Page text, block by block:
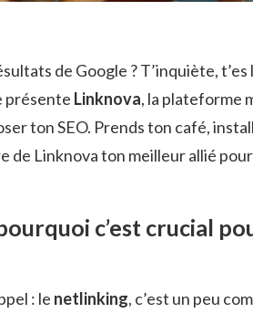
de Google ? T’inquiète, t’es
présente Linknova, la plateforme
ton SEO. Prends ton café,
Linknova ton meilleur allié
c’est crucial
: le netlinking, c’est un peu